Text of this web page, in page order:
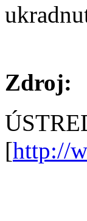
Zdroj:
[http://